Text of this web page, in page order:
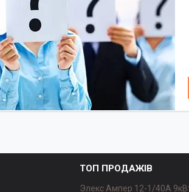
ТОП ПРОДАЖІВ
Элекс Ампер 12-1/40A